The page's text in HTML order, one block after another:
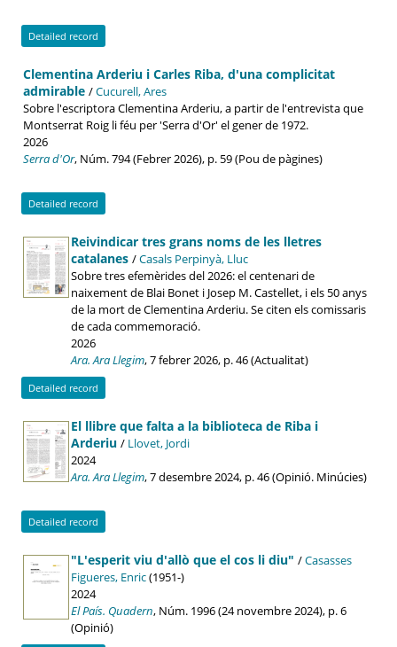
Detailed record
Clementina Arderiu i Carles Riba, d'una complicitat
admirable /Cucurell, Ares
Sobre l'escriptora Clementina Arderiu, a partir de l'entrevista que
Montserrat Roig li féu per 'Serra d'Or' el gener de 1972.
2026
Serra d'Or, Núm. 794 (Febrer 2026), p. 59 (Pou de pàgines)
Detailed record
Reivindicar tres grans noms de les lletres
catalanes /Casals Perpinyà, Lluc
Sobre tres efemèrides del 2026: el centenari de
naixement de Blai Bonet i Josep M. Castellet, i els 50 anys
de la mort de Clementina Arderiu. Se citen els comissaris
de cada commemoració.
2026
Ara. Ara Llegim, 7 febrer 2026, p. 46 (Actualitat)
Detailed record
El llibre que falta a la biblioteca de Riba i
Arderiu / Llovet, Jordi
2024
Ara. Ara Llegim, 7 desembre 2024, p. 46 (Opinió. Minúcies)
Detailed record
"L'esperit viu d'allò que el cos li diu" /Casasses
Figueres, Enric(1951-)
2024
El País. Quadern, Núm. 1996 (24 novembre 2024), p. 6
(Opinió)